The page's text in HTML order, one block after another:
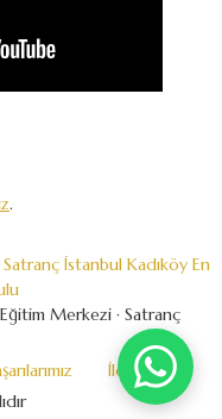
.
Merkezi · Satranç
İletişim